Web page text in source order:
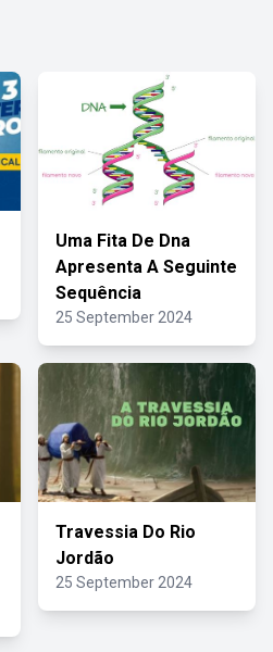
Uma Fita De Dna
Apresenta A Seguinte
Sequência
25 September 2024
Travessia Do Rio
Jordão
25 September 2024